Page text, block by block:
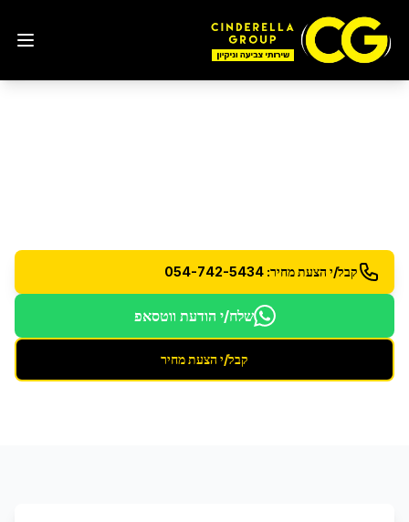
קבל/י הצעת מחיר: 054-742-5434
שלח/י הודעת ווטסאפ
קבל/י הצעת מחיר